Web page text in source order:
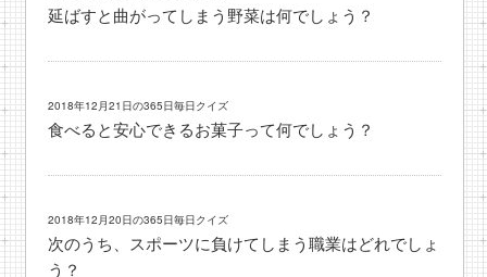
延ばすと曲がってしまう野菜は何でしょう？
2018年12月21日の365日毎日クイズ
食べると安心できるお菓子って何でしょう？
2018年12月20日の365日毎日クイズ
次のうち、スポーツに負けてしまう職業はどれでしょ
う？